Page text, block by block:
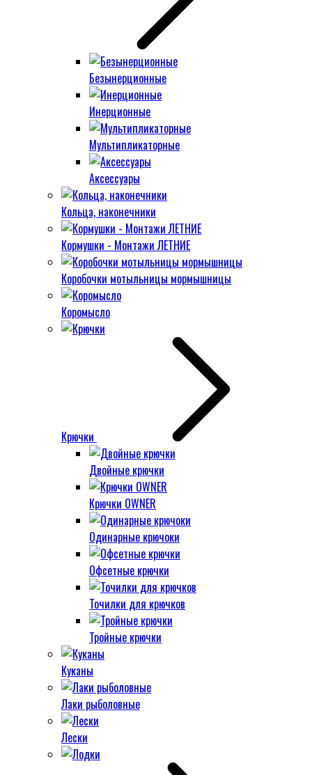
Безынерционные
Инерционные
Мультипликаторные
Аксессуары
Кольца, наконечники
Кормушки - Монтажи ЛЕТНИЕ
Коробочки мотыльницы мормышницы
Коромысло
Крючки
Двойные крючки
Крючки OWNER
Одинарные крючоки
Офсетные крючки
Точилки для крючков
Тройные крючки
Куканы
Лаки рыболовные
Лески